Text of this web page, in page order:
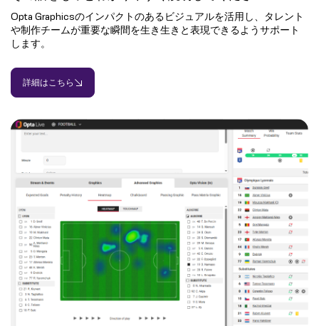
Opta Graphicsのインパクトのあるビジュアルを活用し、タレント
や制作チームが重要な瞬間を生き生きと表現できるようサポート
します。
詳細はこちら